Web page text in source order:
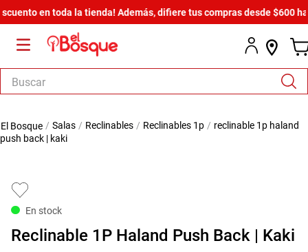
en toda la tienda! Además, difiere tus compras desde $600 hasta
Buscar
salas reclinables reclinables 1p
reclinable 1p haland
push back | kaki
En stock
Reclinable 1P Haland Push Back | Kaki
1.
salas
.
zapatera